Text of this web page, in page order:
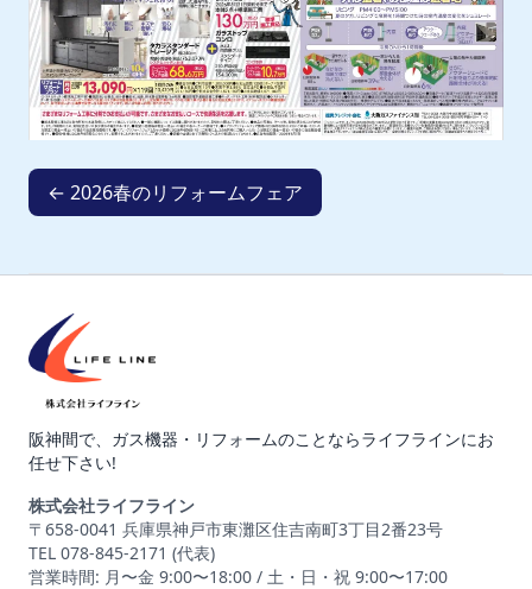
← 2026春のリフォームフェア
阪神間で、ガス機器・リフォームのことならライフラインにお
任せ下さい!
株式会社ライフライン
〒658-0041 兵庫県神戸市東灘区住吉南町3丁目2番23号
TEL 078-845-2171 (代表)
営業時間: 月〜金 9:00〜18:00 / 土・日・祝 9:00〜17:00